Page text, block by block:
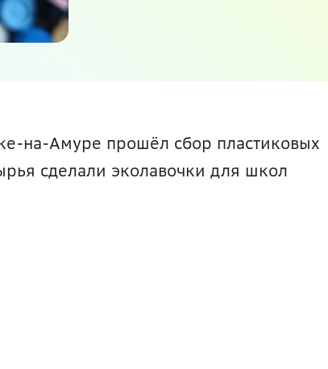
на-Амуре прошёл сбор пластиковых
сделали эколавочки для школ